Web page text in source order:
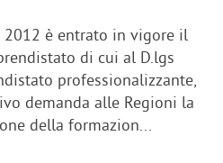
è entrato in vigore il
di cui al D.lgs
professionalizzante,
demanda alle Regioni la
della formazion...